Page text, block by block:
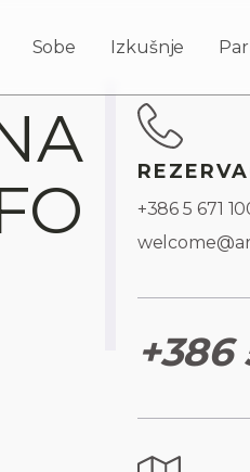
Sobe Izkušnje
+386 5 671
+386